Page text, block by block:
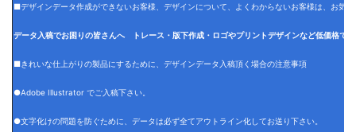
■デザインデータ作成ができないお客様、デザインについて、よくわからないお客様は、お気
データ入稿でお困りの皆さんへ トレース・版下作成・ロゴやプリントデザインなど低価格で
■きれいな仕上がりの製品にするために、デザインデータ入稿頂く場合の注意事項
●Adobe Illustrator でご入稿下さい。
●文字化けの問題を防ぐために、データは必ず全てアウトライン化してお送り下さい。